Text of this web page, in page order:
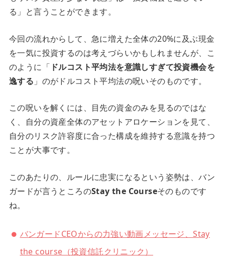
る」と言うことができます。
今回の流れからして、急に増えた全体の20%に及ぶ現金
を一気に投資するのは考えづらいかもしれませんが、こ
のように「 ドルコスト平均法を意識しすぎて投資機会を
逸する 」のがドルコスト平均法の呪いそのものです。
この呪いを解くには、目先の資金のみを見るのではな
く、自分の資産全体のアセットアロケーションを見て、
自分のリスク許容度に合った構成を維持する意識を持つ
ことが大事です。
このあたりの、ルールに忠実になるという姿勢は、バン
ガードが言うところのStay the Courseそのものです
ね。
バンガードCEOからの力強い動画メッセージ、Stay
the course（投資信託クリニック）